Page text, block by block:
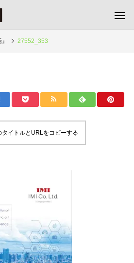
27552_353
タイトルとURLをコピーする